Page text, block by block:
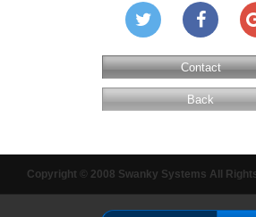
Contact
Back
Copyright © 2008 Swanky Systems All